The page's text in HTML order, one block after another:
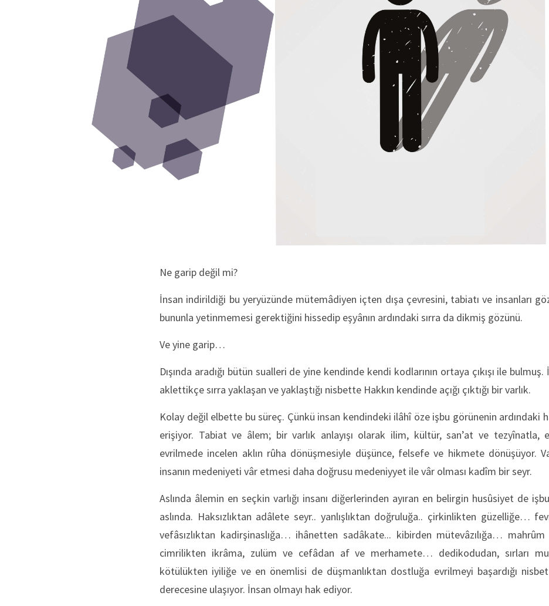
Ne garip değil mi?
İnsan indirildiği bu yeryüzünde mütemâdiyen içten dışa çevresini, tabiatı ve insanları
bununla yetinmemesi gerektiğini hissedip eşyânın ardındaki sırra da dikmiş gözünü.
Ve yine garip…
Dışında aradığı bütün sualleri de yine kendinde kendi kodlarının ortaya çıkışı ile
aklettikçe sırra yaklaşan ve yaklaştığı nisbette Hakkın kendinde açığı çıktığı bir varlık.
Kolay değil elbette bu süreç. Çünkü insan kendindeki ilâhî öze işbu görünenin ardındaki
erişiyor. Tabiat ve âlem; bir varlık anlayışı olarak ilim, kültür, san’at ve tezyînatla,
evrilmede incelen aklın rûha dönüşmesiyle düşünce, felsefe ve hikmete dönüşüyor.
insanın medeniyeti vâr etmesi daha doğrusu medeniyyet ile vâr olması kadîm bir seyr.
Aslında âlemin en seçkin varlığı insanı diğerlerinden ayıran en belirgin husûsiyet de
aslında. Haksızlıktan adâlete seyr.. yanlışlıktan doğruluğa.. çirkinlikten güzelliğe…
vefâsızlıktan kadirşinaslığa… ihânetten sadâkate... kibirden mütevâzılığa…
cimrilikten ikrâma, zulüm ve cefâdan af ve merhamete… dedikodudan, sırları
kötülükten iyiliğe ve en önemlisi de düşmanlıktan dostluğa evrilmeyi başardığı
derecesine ulaşıyor. İnsan olmayı hak ediyor.